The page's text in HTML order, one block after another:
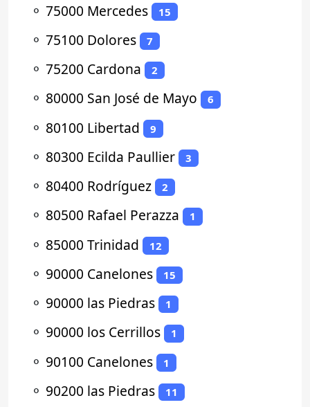
⚬ 75000 Mercedes 15
⚬ 75100 Dolores 7
⚬ 75200 Cardona 2
⚬ 80000 San José de Mayo 6
⚬ 80100 Libertad 9
⚬ 80300 Ecilda Paullier 3
⚬ 80400 Rodríguez 2
⚬ 80500 Rafael Perazza 1
⚬ 85000 Trinidad 12
⚬ 90000 Canelones 15
⚬ 90000 las Piedras 1
⚬ 90000 los Cerrillos 1
⚬ 90100 Canelones 1
⚬ 90200 las Piedras 11